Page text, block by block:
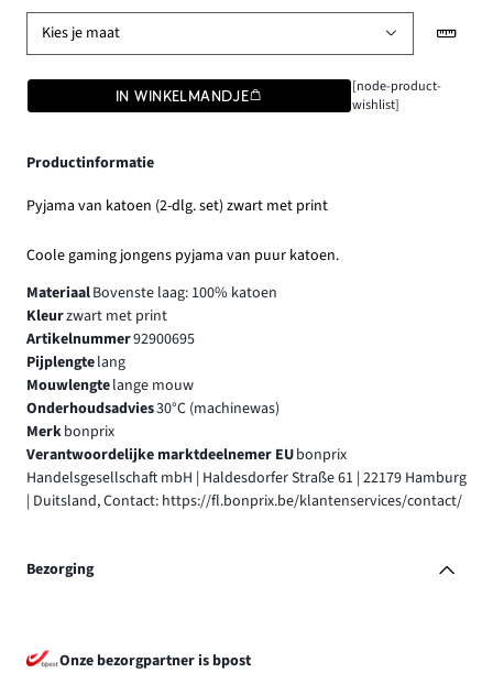
Kies je maat
IN WINKELMANDJE
[node-product-
wishlist]
Productinformatie
Pyjama van katoen (2-dlg. set) zwart met print
Coole gaming jongens pyjama van puur katoen.
MateriaalBovenste laag: 100% katoen
Kleurzwart met print
Artikelnummer92900695
Pijplengtelang
Mouwlengtelange mouw
Onderhoudsadvies30°C (machinewas)
Merkbonprix
Verantwoordelijke marktdeelnemer EUbonprix
Handelsgesellschaft mbH | Haldesdorfer Straße 61 | 22179 Hamburg
| Duitsland, Contact: https://fl.bonprix.be/klantenservices/contact/
Bezorging
Onze bezorgpartner is bpost